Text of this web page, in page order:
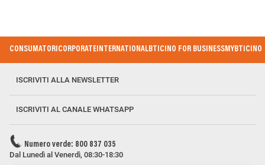
Footer Menu
CONSUMATORICORPORATEINTERNATIONALBTICINO FOR BUSINESSMYBTICINO
ISCRIVITI ALLA NEWSLETTER
ISCRIVITI AL CANALE WHATSAPP
Numero verde: 800 837 035
Dal Lunedì al Venerdì, 08:30-18:30